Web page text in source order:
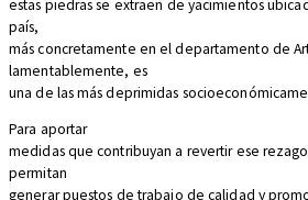
estas piedras se extraen de yacimientos
país,
más concretamente en el departamento de
lamentablemente, es
una de las más deprimidas
Para aportar
medidas que contribuyan a revertir ese
permitan
generar puestos de trabajo de calidad y